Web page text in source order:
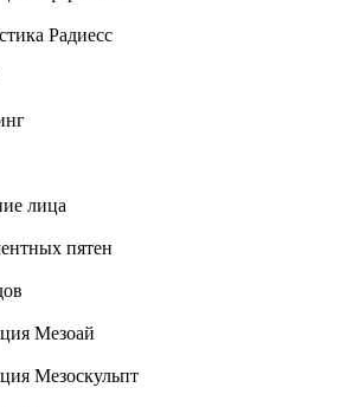
Радиесс
лица
пятен
Мезоай
Мезоскульпт